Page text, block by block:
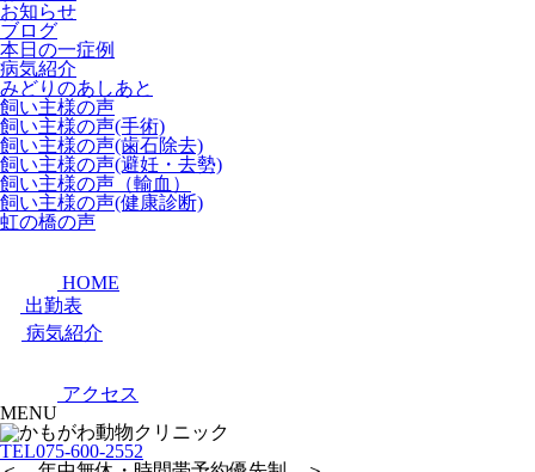
お知らせ
ブログ
本日の一症例
病気紹介
みどりのあしあと
飼い主様の声
飼い主様の声(手術)
飼い主様の声(歯石除去)
飼い主様の声(避妊・去勢)
飼い主様の声（輸血）
飼い主様の声(健康診断)
虹の橋の声
HOME
出勤表
病気紹介
アクセス
MENU
TEL075-600-2552